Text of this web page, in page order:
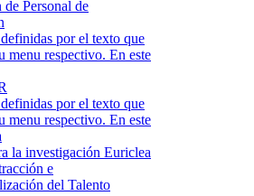
Personal de
la investigación Euriclea
e
del Talento